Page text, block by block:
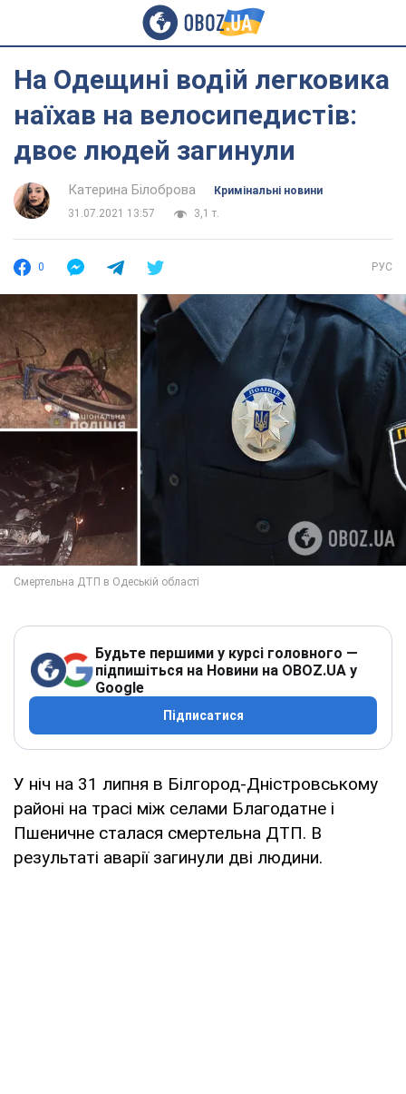
На Одещині водій легковика
наїхав на велосипедистів:
двоє людей загинули
Катерина Білоброва
Кримінальні новини
31.07.2021 13:57
3,1 т.
0 РУС
Будьте першими у курсі головного —
підпишіться на Новини на OBOZ.UA у
Google
Підписатися
У ніч на 31 липня в Білгород-Дністровському
районі на трасі між селами Благодатне і
Пшеничне сталася смертельна ДТП. В
результаті аварії загинули дві людини.